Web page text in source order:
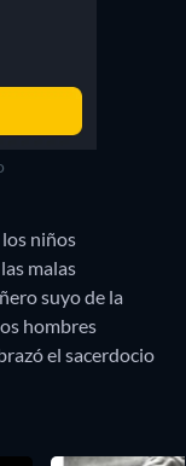
niños
malas
suyo de la
hombres
el sacerdocio